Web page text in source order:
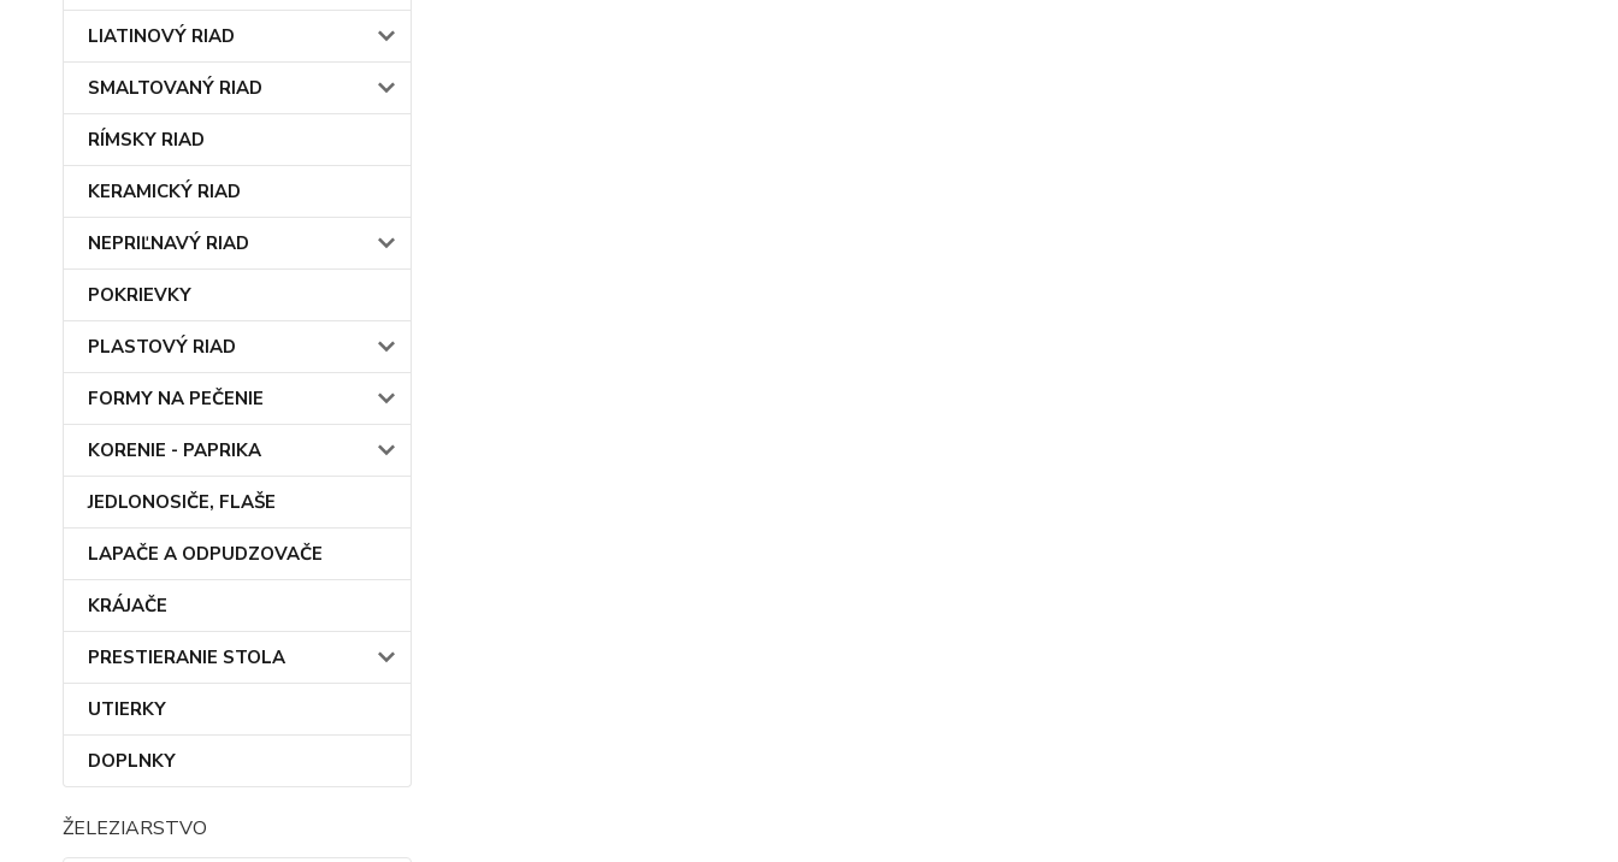
LIATINOVÝ RIAD
SMALTOVANÝ RIAD
RÍMSKY RIAD
KERAMICKÝ RIAD
NEPRIĽNAVÝ RIAD
POKRIEVKY
PLASTOVÝ RIAD
FORMY NA PEČENIE
KORENIE - PAPRIKA
JEDLONOSIČE, FLAŠE
LAPAČE A ODPUDZOVAČE
KRÁJAČE
PRESTIERANIE STOLA
UTIERKY
DOPLNKY
ŽELEZIARSTVO